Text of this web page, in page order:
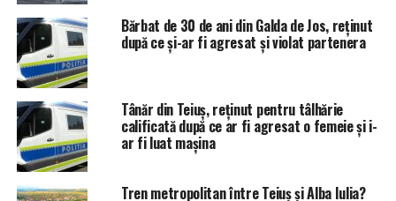
Bărbat de 30 de ani din Galda de Jos, reținut
după ce și-ar fi agresat și violat partenera
Tânăr din Teiuș, reținut pentru tâlhărie
calificată după ce ar fi agresat o femeie și i-
ar fi luat mașina
Tren metropolitan între Teiuș și Alba Iulia?